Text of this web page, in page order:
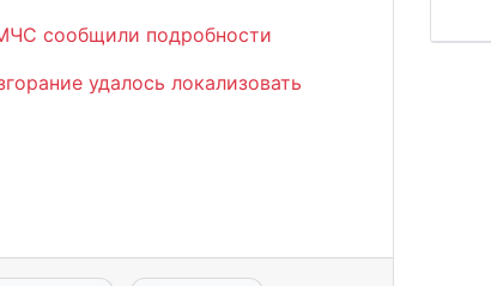
сообщили подробности
удалось локализовать